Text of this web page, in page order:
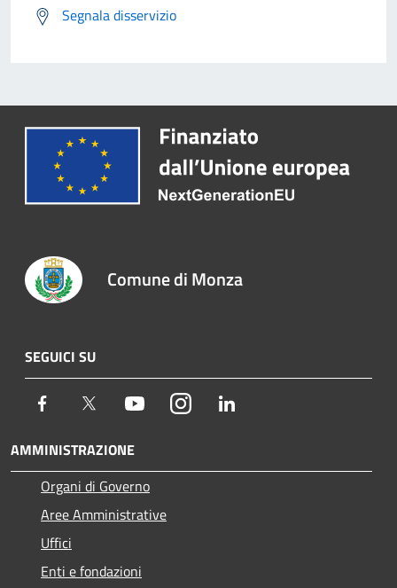
Segnala disservizio
Comune di Monza
SEGUICI SU
Facebook Twitter YoutubeInstagram
AMMINISTRAZIONE
Organi di Governo
Aree Amministrative
Uffici
Enti e fondazioni